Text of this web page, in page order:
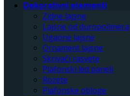
Dekorativni elementi
Zidne lajsne
Lajsne od duropolimera
Ugaone lajsne
Ornament lajsne
Skrivači rasvete
Plafonski led paneli
Rozete
Plafonske obloge